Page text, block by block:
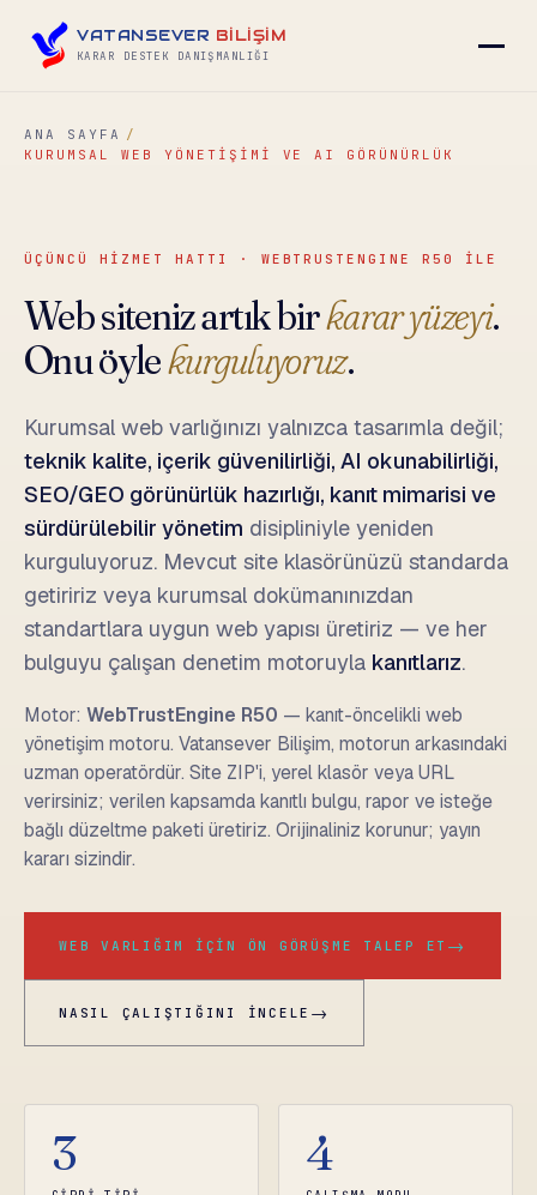
VATANSEVER BİLİŞİM
KARAR DESTEK DANIŞMANLIĞI
▾
İLETIŞIM→
ANA SAYFA
KURUMSAL WEB YÖNETIŞIMI VE AI GÖRÜNÜRLÜK
ÜÇÜNCÜ HİZMET HATTI · WEBTRUSTENGINE R50 İLE
Web siteniz artık birkarar yüzeyi.
Onu öylekurguluyoruz.
Kurumsal web varlığınızı yalnızca tasarımla değil;
teknik kalite, içerik güvenilirliği, AI okunabilirliği,
SEO/GEO görünürlük hazırlığı, kanıt mimarisi ve
sürdürülebilir yönetim disipliniyle yeniden
kurguluyoruz. Mevcut site klasörünüzü standarda
getiririz veya kurumsal dokümanınızdan
standartlara uygun web yapısı üretiriz — ve her
bulguyu çalışan denetim motoruyla kanıtlarız.
Motor: WebTrustEngine R50 — kanıt-öncelikli web
yönetişim motoru. Vatansever Bilişim, motorun arkasındaki
uzman operatördür. Site ZIP'i, yerel klasör veya URL
verirsiniz; verilen kapsamda kanıtlı bulgu, rapor ve isteğe
bağlı düzeltme paketi üretiriz. Orijinaliniz korunur; yayın
kararı sizindir.
WEB VARLIĞIM İÇIN ÖN GÖRÜŞME TALEP ET →
NASIL ÇALIŞTIĞINI İNCELE →
3 4